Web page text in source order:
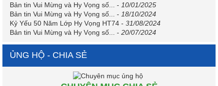
Bản tin Vui Mừng và Hy Vọng số...
- 10/01/2025
Bản tin Vui Mừng và Hy Vọng số...
- 18/10/2024
Kỷ Yếu 50 Năm Lớp Hy Vọng HT74 - 31/08/2024
Bản tin Vui Mừng và Hy Vọng số...
- 20/07/2024
ỦNG HỘ - CHIA SẺ